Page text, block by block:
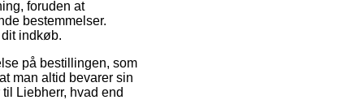
foruden at
bestemmelser.
indkøb.
på bestillingen, som
man altid bevarer sin
Liebherr, hvad end